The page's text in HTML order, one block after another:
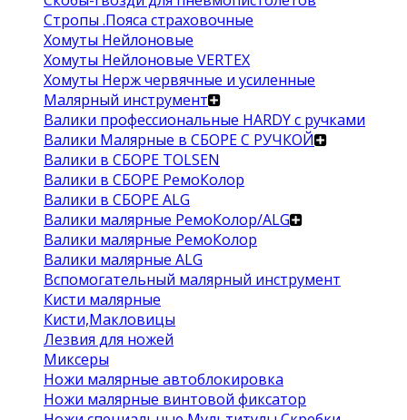
Стропы .Пояса страховочные
Хомуты Нейлоновые
Хомуты Нейлоновые VERTEX
Хомуты Нерж червячные и усиленные
Малярный инструмент
Валики профессиональные HARDY с ручками
Валики Малярные в СБОРЕ С РУЧКОЙ
Валики в СБОРЕ TOLSEN
Валики в СБОРЕ РемоКолор
Валики в СБОРЕ ALG
Валики малярные РемоКолор/ALG
Валики малярные РемоКолор
Валики малярные ALG
Вспомогательный малярный инструмент
Кисти малярные
Кисти,Макловицы
Лезвия для ножей
Миксеры
Ножи малярные автоблокировка
Ножи малярные винтовой фиксатор